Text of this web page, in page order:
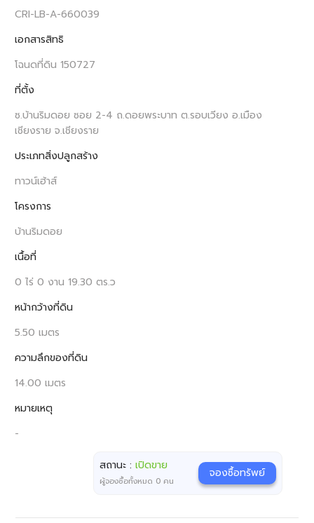
CRI-LB-A-660039
เอกสารสิทธิ
โฉนดที่ดิน 150727
ที่ตั้ง
ซ.บ้านริมดอย ซอย 2-4 ถ.ดอยพระบาท ต.รอบเวียง อ.เมือง
เชียงราย จ.เชียงราย
ประเภทสิ่งปลูกสร้าง
ทาวน์เฮ้าส์
โครงการ
บ้านริมดอย
เนื้อที่
0 ไร่ 0 งาน 19.30 ตร.ว
หน้ากว้างที่ดิน
5.50 เมตร
ความลึกของที่ดิน
14.00 เมตร
หมายเหตุ
-
สถานะ :เปิดขาย
ผู้จองซื้อทั้งหมด 0 คน
จองซื้อทรัพย์